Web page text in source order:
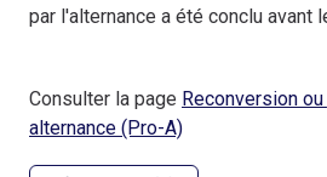
par l'alternance a été conclu avant
Consulter la page Reconversion
alternance (Pro-A)